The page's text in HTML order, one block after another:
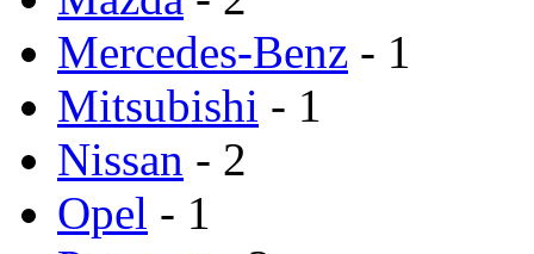
Mercedes-Benz - 1
Mitsubishi - 1
Nissan - 2
Opel - 1